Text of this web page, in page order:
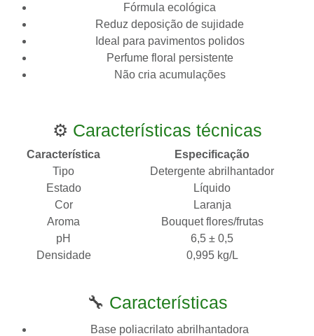
Fórmula ecológica
Reduz deposição de sujidade
Ideal para pavimentos polidos
Perfume floral persistente
Não cria acumulações
⚙️ Características técnicas
Característica
Especificação
Tipo
Detergente abrilhantador
Estado
Líquido
Cor
Laranja
Aroma
Bouquet flores/frutas
pH
6,5 ± 0,5
Densidade
0,995 kg/L
🔧 Características
Base poliacrilato abrilhantadora